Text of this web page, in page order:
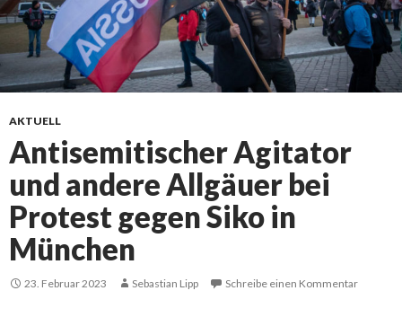
AKTUELL
Antisemitischer Agitator
und andere Allgäuer bei
Protest gegen Siko in
München
23. Februar 2023 Sebastian Lipp Schreibe einen Kommentar